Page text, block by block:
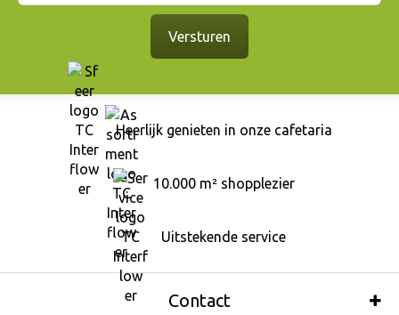
Heerlijk genieten in onze cafetaria
10.000 m² shopplezier
Uitstekende service
Contact